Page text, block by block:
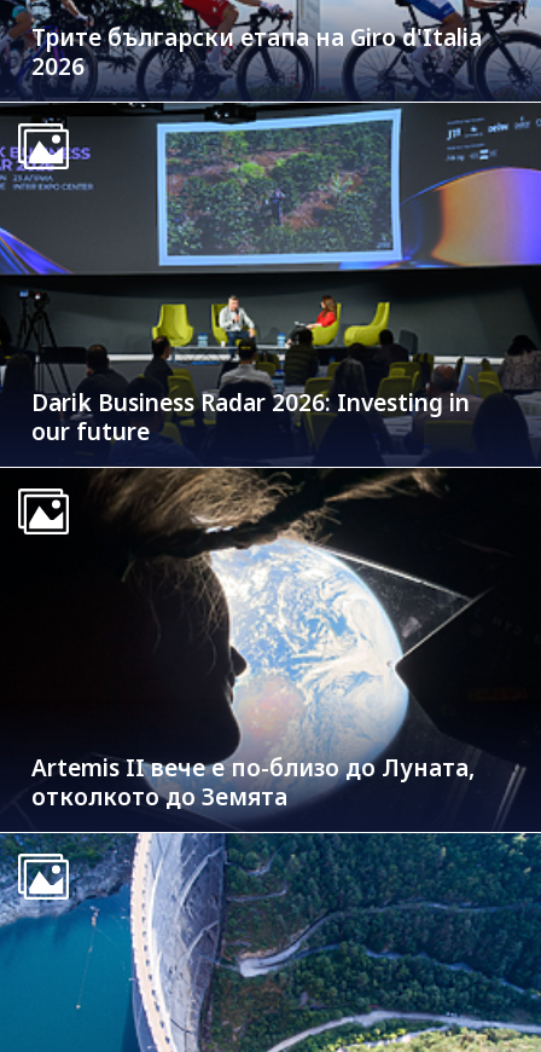
Трите български етапа на Giro d'Italia
2026
Darik Business Radar 2026: Investing in
our future
Artemis II вече е по-близо до Луната,
отколкото до Земята